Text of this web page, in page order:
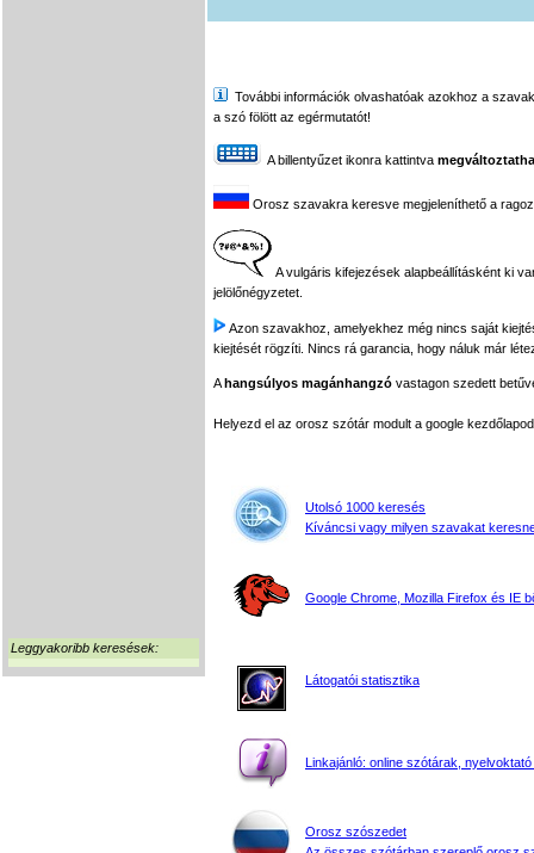
Leggyakoribb keresések:
További információk olvashatóak azokhoz a
a szó fölött az egérmutatót!
A billentyűzet ikonra kattintva
Orosz szavakra keresve megjeleníthető a
A vulgáris kifejezések alapbeállításként ki
jelölőnégyzetet.
Azon szavakhoz, amelyekhez még nincs saját
kiejtését rögzíti. Nincs rá garancia, hogy náluk már
Ahangsúlyos magánhangzó vastagon szedett
Helyezd el az orosz szótár modult a google
Utolsó 1000 keresés
Kíváncsi vagy milyen szavakat
Google Chrome, Mozilla Firefox és IE
Látogatói statisztika
Linkajánló: online szótárak, nyelvoktató
Orosz szószedet